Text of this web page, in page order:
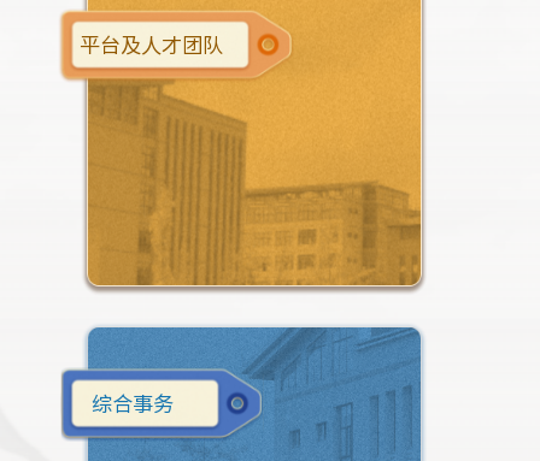
平台及人才团队
综合事务